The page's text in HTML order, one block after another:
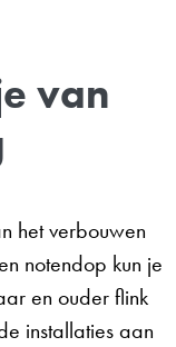
van
het verbouwen
notendop kun je
en ouder flink
installaties aan